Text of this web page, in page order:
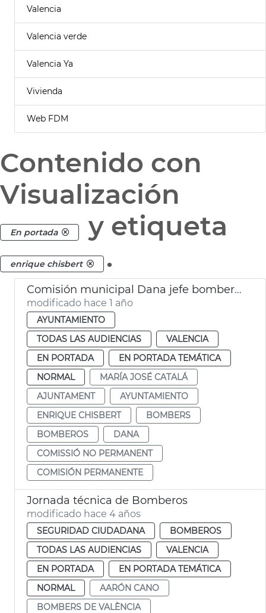
Valencia
Valencia verde
Valencia Ya
Vivienda
Web FDM
Contenido con
Visualización
En portada y etiqueta
enrique chisbert .
Comisión municipal Dana jefe bomberos València
modificado hace 1 año
AYUNTAMIENTO
TODAS LAS AUDIENCIAS
VALENCIA
EN PORTADA
EN PORTADA TEMÁTICA
NORMAL
MARÍA JOSÉ CATALÁ
AJUNTAMENT
AYUNTAMIENTO
ENRIQUE CHISBERT
BOMBERS
BOMBEROS
DANA
COMISSIÓ NO PERMANENT
COMISIÓN PERMANENTE
Jornada técnica de Bomberos
modificado hace 4 años
SEGURIDAD CIUDADANA
BOMBEROS
TODAS LAS AUDIENCIAS
VALENCIA
EN PORTADA
EN PORTADA TEMÁTICA
NORMAL
AARÓN CANO
BOMBERS DE VALÈNCIA